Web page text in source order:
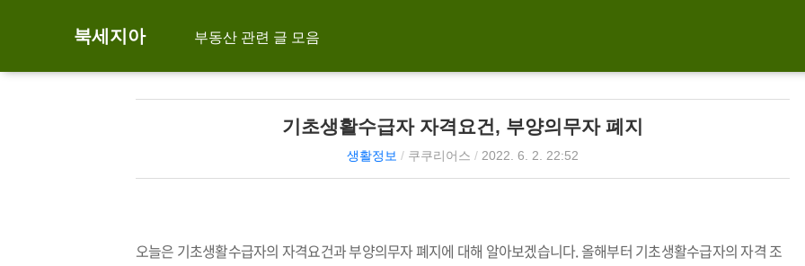
북세지아 부동산 관련 글 모음
기초생활수급자 자격요건, 부양의무자 폐지
생활정보 / 쿠쿠리어스 / 2022. 6. 2. 22:52
오늘은 기초생활수급자의 자격요건과 부양의무자 폐지에 대해 알아보겠습니다. 올해부터 기초생활수급자의 자격 조